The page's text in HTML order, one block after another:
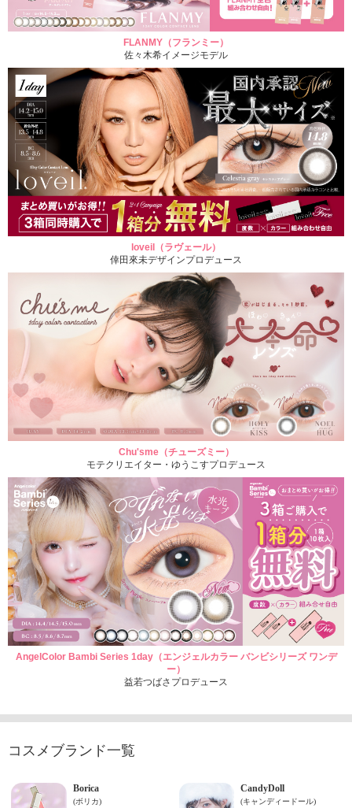
FLANMY（フランミー）
佐々木希イメージモデル
loveil（ラヴェール）
倖田來未デザインプロデュース
Chu'sme（チューズミー）
モテクリエイター・ゆうこすプロデュース
AngelColor Bambi Series 1day（エンジェルカラー バンビシリーズ ワンデ
ー）
益若つばさプロデュース
コスメブランド一覧